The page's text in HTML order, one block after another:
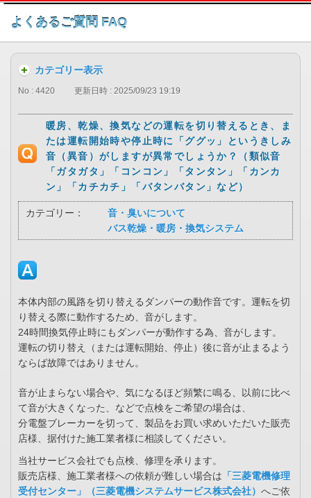
このページの本文へ
よくあるご質問 FAQ
カテゴリー表示
No : 4420 更新日時 : 2025/09/23 19:19
暖房、乾燥、換気などの運転を切り替えるとき、ま
たは運転開始時や停止時に「ググッ」というきしみ
音（異音）がしますが異常でしょうか？（類似音
「ガタガタ」「コンコン」「タンタン」「カンカ
ン」「カチカチ」「バタンバタン」など）
カテゴリー：
音・臭いについて
バス乾燥・暖房・換気システム
本体内部の風路を切り替えるダンパーの動作音です。運転を切
り替える際に動作するため、音がします。
24時間換気停止時にもダンパーが動作する為、音がします。
運転の切り替え（または運転開始、停止）後に音が止まるよう
ならば故障ではありません。
音が止まらない場合や、気になるほど頻繁に鳴る、以前に比べ
て音が大きくなった、などで点検をご希望の場合は、
分電盤ブレーカーを切って、製品をお買い求めいただいた販売
店様、据付けた施工業者様に相談してください。
当社サービス会社でも点検、修理を承ります。
販売店様、施工業者様への依頼が難しい場合は 「三菱電機修理
受付センター」（三菱電機システムサービス株式会社） へご依